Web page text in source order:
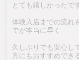
とても嬉しかったで
体験入店までの流れ
でが本当に早く
久しぶりでも安心し
方にもおすすめでき